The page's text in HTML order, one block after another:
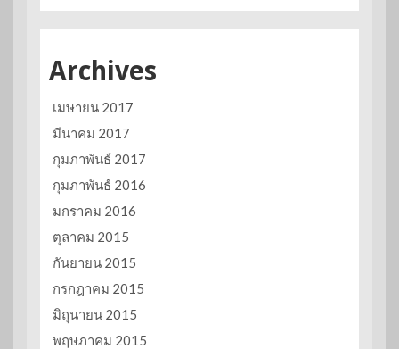
Archives
เมษายน 2017
มีนาคม 2017
กุมภาพันธ์ 2017
กุมภาพันธ์ 2016
มกราคม 2016
ตุลาคม 2015
กันยายน 2015
กรกฎาคม 2015
มิถุนายน 2015
พฤษภาคม 2015